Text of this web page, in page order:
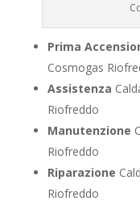
Prima
Cosmogas
Assistenza
Riofreddo
Manutenzione
Riofreddo
Riparazione
Riofreddo